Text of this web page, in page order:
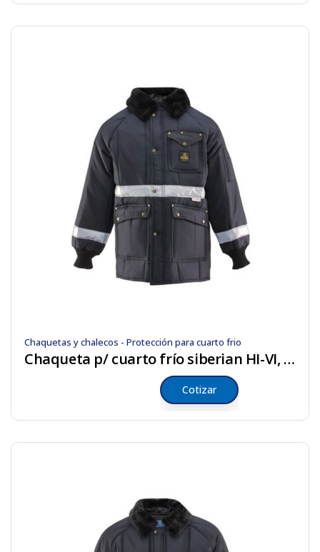
Chaquetas y chalecos - Protección para cuarto frio
Chaqueta p/ cuarto frío siberian HI-VI, azul
Cotizar